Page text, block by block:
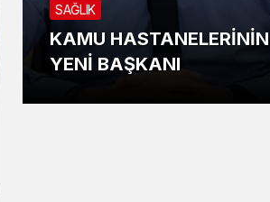
SAĞLIK
KAMU HASTANELERİNİN
YENİ BAŞKANI